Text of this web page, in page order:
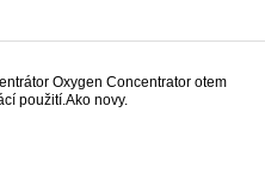
Oxygen Concentrator otem
použití.Ako novy.